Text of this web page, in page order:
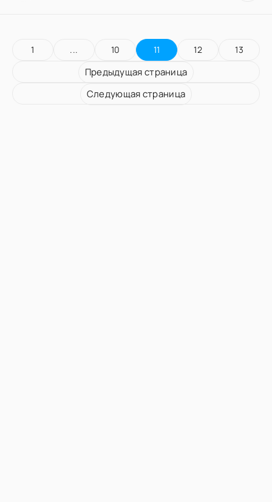
Предыдущая страница
1 ... 10 11 12 13
Следующая страница